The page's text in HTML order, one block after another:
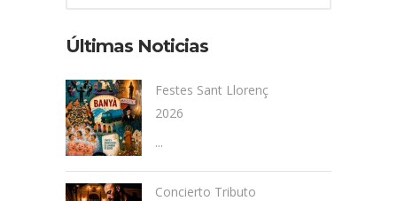
Últimas Noticias
Festes Sant Llorenç
2026
...
Concierto Tributo